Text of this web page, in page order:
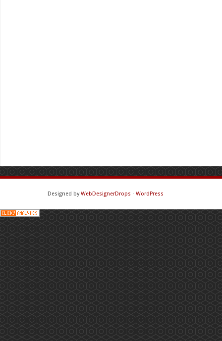
Designed byWebDesignerDrops ⋅ WordPress